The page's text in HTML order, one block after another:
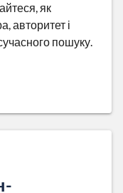
як
авторитет і
пошуку.